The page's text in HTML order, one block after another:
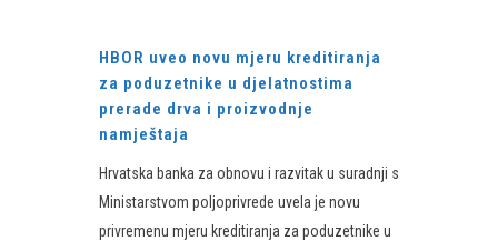
HBOR uveo novu mjeru kreditiranja
za poduzetnike u djelatnostima
prerade drva i proizvodnje
namještaja
Hrvatska banka za obnovu i razvitak u suradnji s
Ministarstvom poljoprivrede uvela je novu
privremenu mjeru kreditiranja za poduzetnike u